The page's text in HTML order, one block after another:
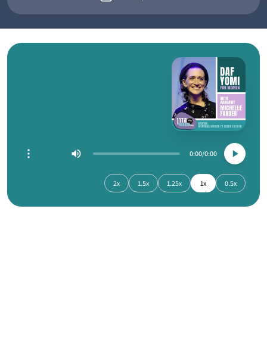
0:00
0:00
0.5x
1x
1.25x
1.5x
2x